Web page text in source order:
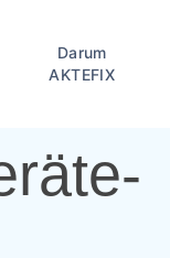
Darum
AKTEFIX